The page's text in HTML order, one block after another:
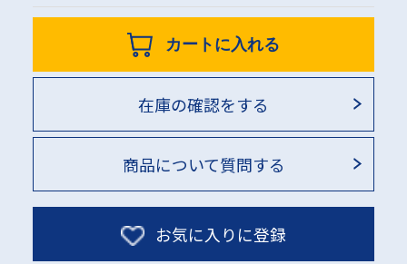
カートに入れる
在庫の確認をする
商品について質問する
お気に入りに登録